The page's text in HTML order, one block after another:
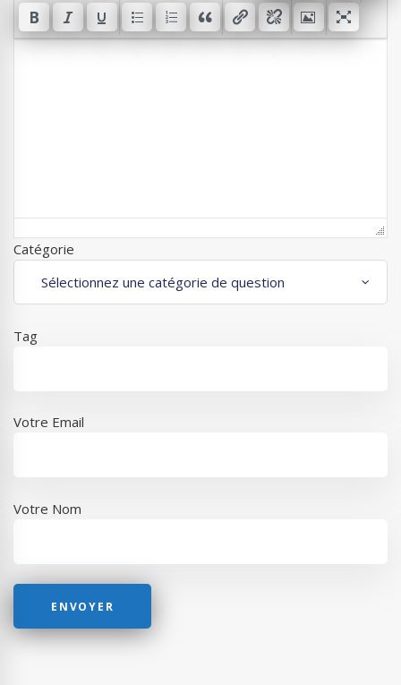
Catégorie
Tag
Votre Email
Votre Nom